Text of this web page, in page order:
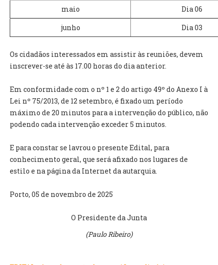
GERAIS
CANÍDEOS
CEMITÉRIO
ATESTADOS
VENDA AMBULANTE
EMPREGO (GIP)
O GABINETE
APOIO AOS DESEMPREGADOS
APOIO ÀS EMPRESAS
CONTACTO E HORÁRIO GIP
maio
Dia 06
junho
Dia 03
Os cidadãos interessados em assistir às reuniões, devem
inscrever-se até às 17.00 horas do dia anterior.
Em conformidade com o nº 1 e 2 do artigo 49º do Anexo I à
Lei nº 75/2013, de 12 setembro, é fixado um período
máximo de 20 minutos para a intervenção do público, não
podendo cada intervenção exceder 5 minutos.
E para constar se lavrou o presente Edital, para
conhecimento geral, que será afixado nos lugares de
estilo e na página da Internet da autarquia.
Porto, 05 de novembro de 2025
O Presidente da Junta
(Paulo Ribeiro)